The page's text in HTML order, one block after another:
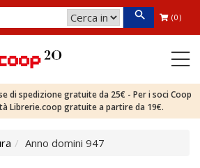
(0)
di spedizione gratuite da 25€ - Per i soci Coop
Librerie.coop gratuite a partire da 19€.
Anno domini 947